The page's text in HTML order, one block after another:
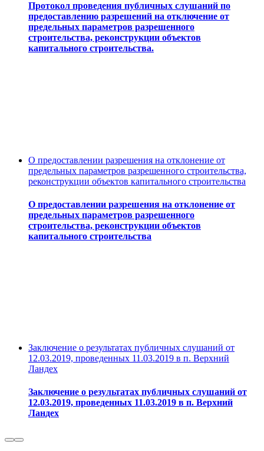
Протокол проведения публичных слушаний по
предоставлению разрешений на отключение от
предельных параметров разрешенного
строительства, реконструкции объектов
капитального строительства.
О предоставлении разрешения на отклонение от
предельных параметров разрешенного строительства,
реконструкции объектов капитального строительства
О предоставлении разрешения на отклонение от
предельных параметров разрешенного
строительства, реконструкции объектов
капитального строительства
Заключение о результатах публичных слушаний от
12.03.2019, проведенных 11.03.2019 в п. Верхний
Ландех
Заключение о результатах публичных слушаний от
12.03.2019, проведенных 11.03.2019 в п. Верхний
Ландех